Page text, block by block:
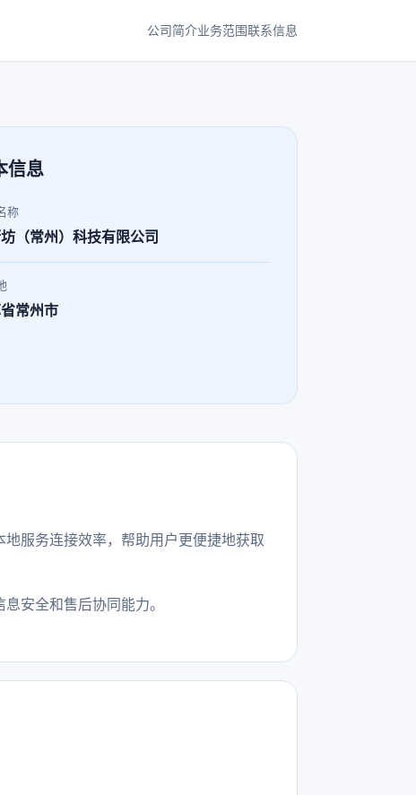
公司简介业务范围联系信息
信息
称
（常州）科技有限公司
常州市
服务连接效率，帮助用户更便捷地获取
安全和售后协同能力。